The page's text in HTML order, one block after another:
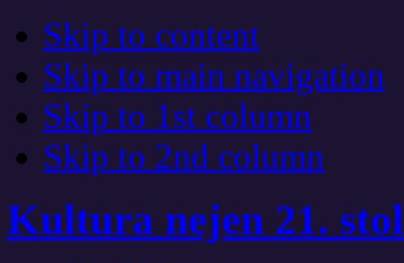
Skip to content
Skip to main navigation
Skip to 1st column
Skip to 2nd column
Kultura nejen 21.